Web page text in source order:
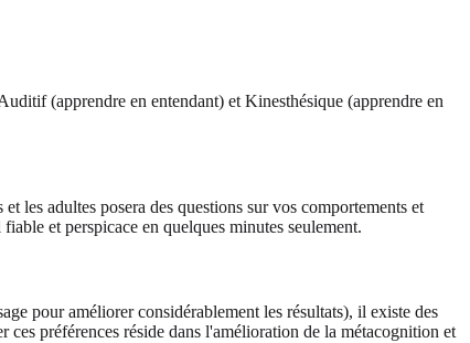
(apprendre en entendant) et Kinesthésique (apprendre en
les adultes posera des questions sur vos comportements et
et perspicace en quelques minutes seulement.
pour améliorer considérablement les résultats), il existe des
préférences réside dans l'amélioration de la métacognition et